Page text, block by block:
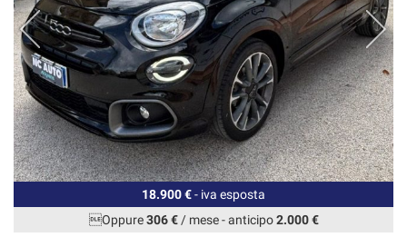
18.900 €- iva esposta
Oppure306 €/ mese-anticipo2.000 €